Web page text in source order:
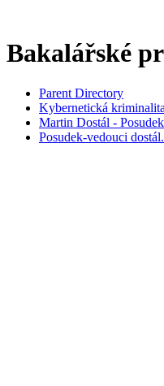
Bakalářské
Parent Directory
Kybernetická
Martin Dostál -
Posudek-vedouci